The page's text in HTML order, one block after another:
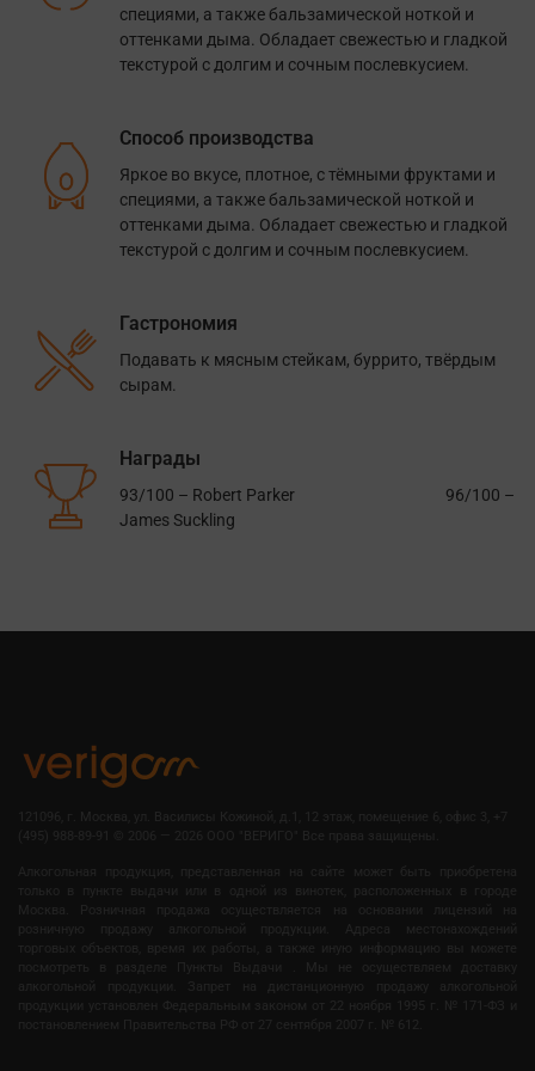
специями, а также бальзамической ноткой и
оттенками дыма. Обладает свежестью и гладкой
текстурой с долгим и сочным послевкусием.
Способ производства
Яркое во вкусе, плотное, с тёмными фруктами и
специями, а также бальзамической ноткой и
оттенками дыма. Обладает свежестью и гладкой
текстурой с долгим и сочным послевкусием.
Гастрономия
Подавать к мясным стейкам, буррито, твёрдым
сырам.
Награды
93/100 – Robert Parker 96/100 –
James Suckling